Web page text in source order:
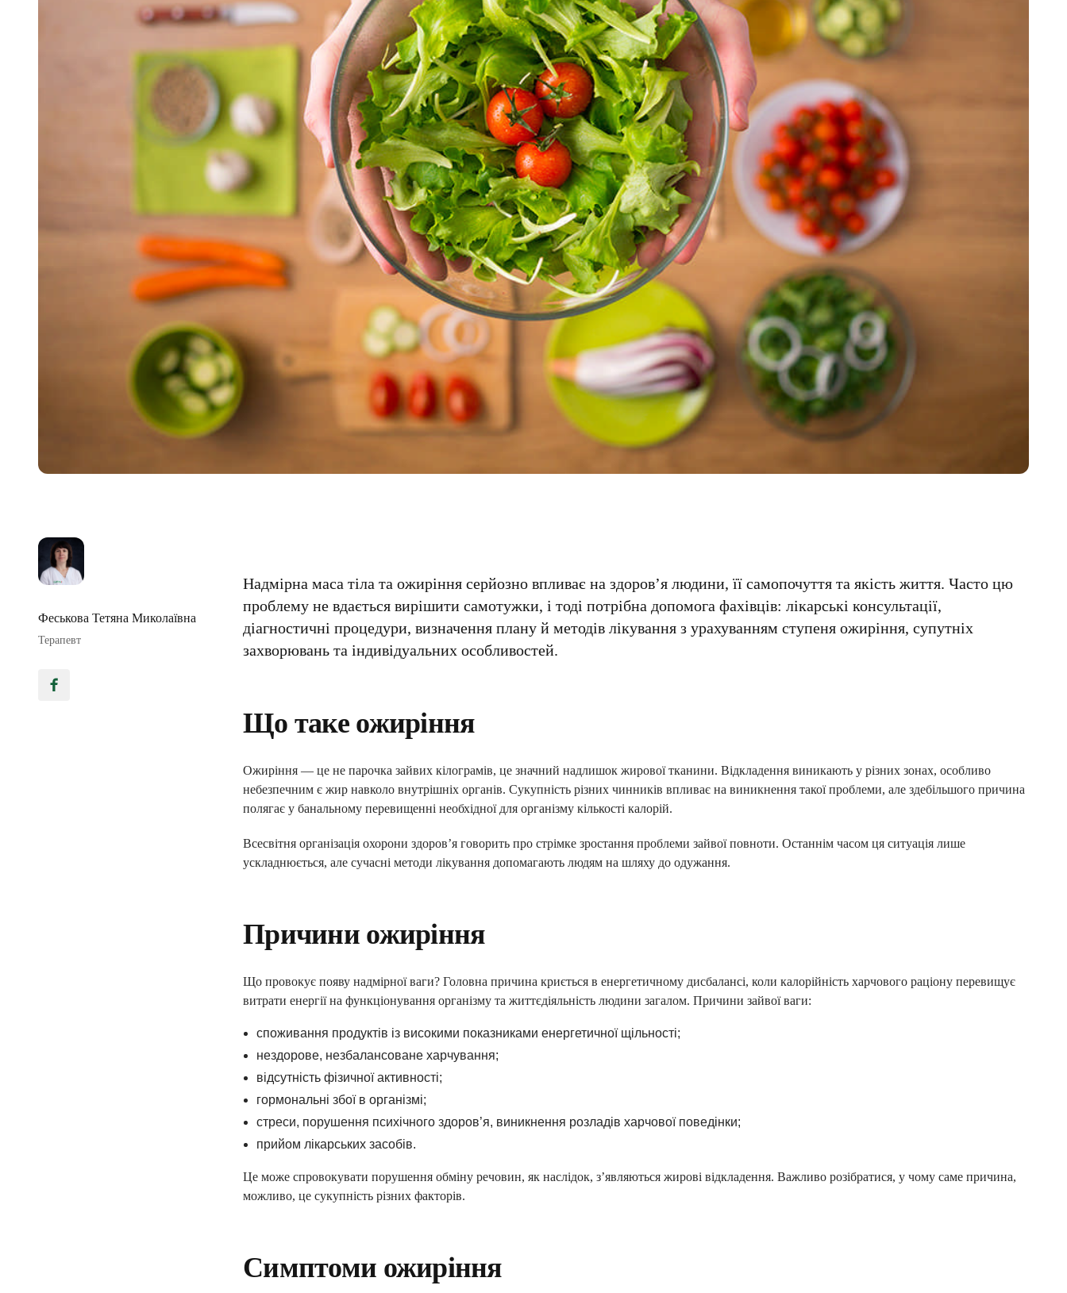
Феськова Тетяна Миколаївна
Терапевт
Надмірна маса тіла та ожиріння серйозно впливає на здоров’я людини, її самопочуття та якість життя. Часто цю
проблему не вдається вирішити самотужки, і тоді потрібна допомога фахівців: лікарські консультації,
діагностичні процедури, визначення плану й методів лікування з урахуванням ступеня ожиріння, супутніх
захворювань та індивідуальних особливостей.
Що таке ожиріння
Ожиріння — це не парочка зайвих кілограмів, це значний надлишок жирової тканини. Відкладення виникають у різних зонах, особливо
небезпечним є жир навколо внутрішніх органів. Сукупність різних чинників впливає на виникнення такої проблеми, але здебільшого причина
полягає у банальному перевищенні необхідної для організму кількості калорій.
Всесвітня організація охорони здоров’я говорить про стрімке зростання проблеми зайвої повноти. Останнім часом ця ситуація лише
ускладнюється, але сучасні методи лікування допомагають людям на шляху до одужання.
Причини ожиріння
Що провокує появу надмірної ваги? Головна причина криється в енергетичному дисбалансі, коли калорійність харчового раціону перевищує
витрати енергії на функціонування організму та життєдіяльність людини загалом. Причини зайвої ваги:
споживання продуктів із високими показниками енергетичної щільності;
нездорове, незбалансоване харчування;
відсутність фізичної активності;
гормональні збої в організмі;
стреси, порушення психічного здоров’я, виникнення розладів харчової поведінки;
прийом лікарських засобів.
Це може спровокувати порушення обміну речовин, як наслідок, з’являються жирові відкладення. Важливо розібратися, у чому саме причина,
можливо, це сукупність різних факторів.
Симптоми ожиріння
ПІДПИШИ ДЕКЛАРАЦІЮ З СІМЕЙНИМ
ЛІКАРЕМ ТА ОТРИМАЙ БЕЗОПЛАТНО:
консультації сімейного лікаря, педіатра, терапевта
базові аналізи
«доступні ліки»